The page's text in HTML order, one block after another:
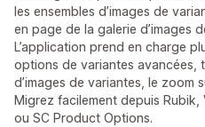
les ensembles d’images de
en page de la galerie d’images
L’application prend en charge
options de variantes avancées,
d’images de variantes, le zoom
Migrez facilement depuis Rubik,
ou SC Product Options.